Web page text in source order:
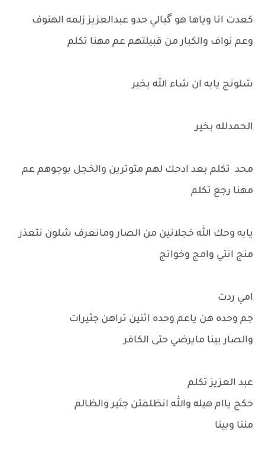
كعدت انا وياها هو گبالي حدو عبدالعزيز زلمه الهنوف
وعم نواف والكبار من قبيلتهم عم مهنا تكلم
شلونج يابه ان شاء الله بخير
الحمدلله بخير
محد تكلم بعد ادحك لهم متوترين والخجل بوجوهم عم
مهنا رجع تكلم
يابه وحك الله خجلانين من الصار ومانعرف شلون نتعذر
منج انتي وامج وخواتج
امي ردت
جم وحده هن ياعم وحده اثنين تراهن جثيرات
والصار بينا مايرضي حتى الكافر
عبد العزيز تكلم
حكج ياام هيله والله انظلمتن جثير والظالم
مننا وبينا